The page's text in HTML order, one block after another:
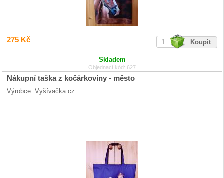
275 Kč
Skladem
Objednací kód: 627
Nákupní taška z kočárkoviny - město
Výrobce: Vyšívačka.cz